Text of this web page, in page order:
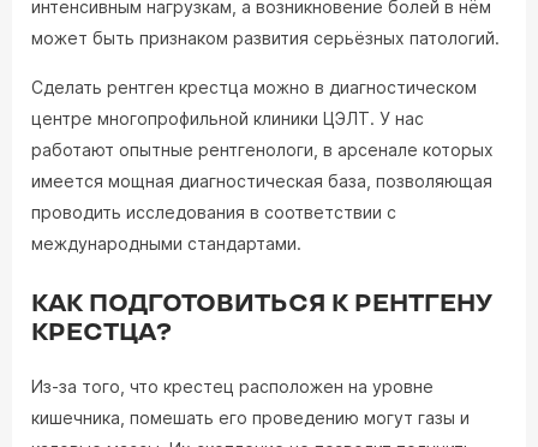
интенсивным нагрузкам, а возникновение болей в нём
может быть признаком развития серьёзных патологий.
Сделать рентген крестца можно в диагностическом
центре многопрофильной клиники ЦЭЛТ. У нас
работают опытные рентгенологи, в арсенале которых
имеется мощная диагностическая база, позволяющая
проводить исследования в соответствии с
международными стандартами.
КАК ПОДГОТОВИТЬСЯ К РЕНТГЕНУ
КРЕСТЦА?
Из-за того, что крестец расположен на уровне
кишечника, помешать его проведению могут газы и